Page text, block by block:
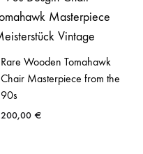
Rare Wooden Tomahawk
Chair Masterpiece from the
90s
200,00 €